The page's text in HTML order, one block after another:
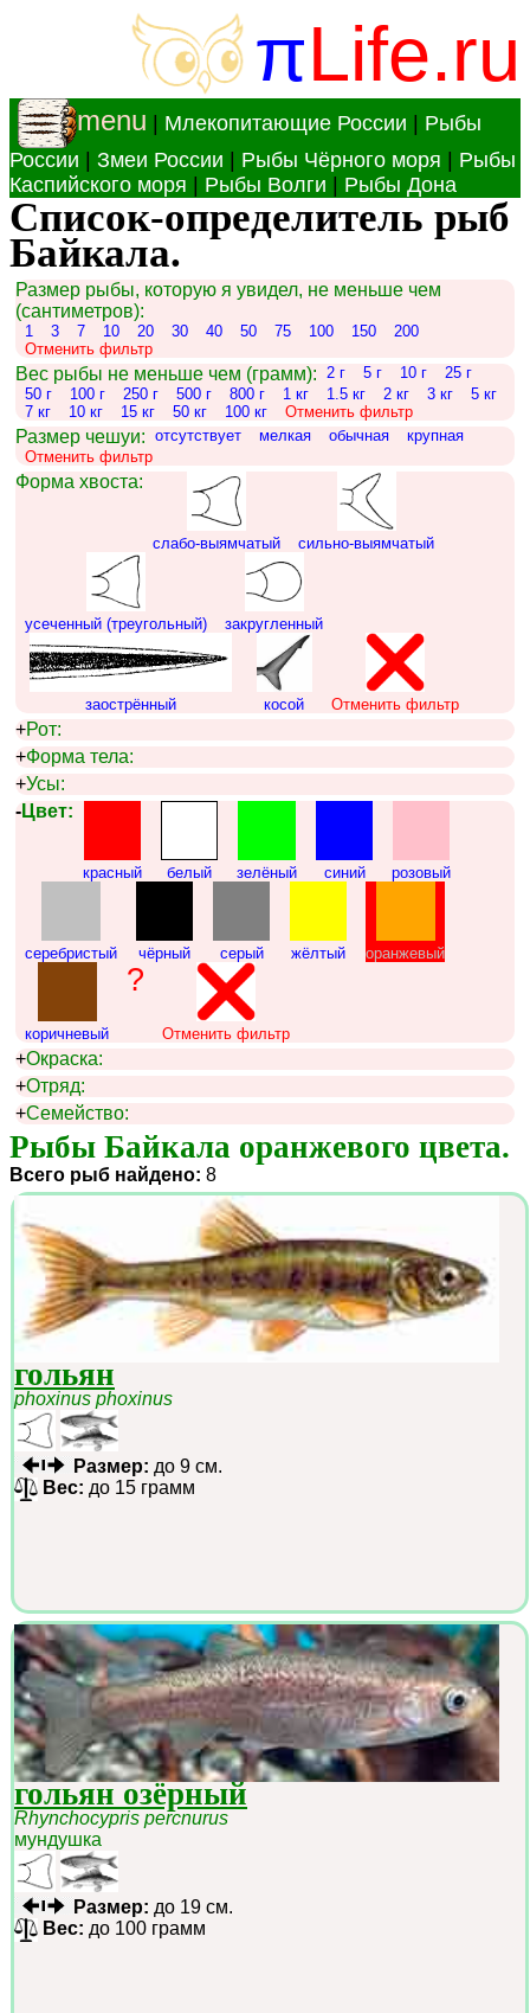
πLife.ru
menu Млекопитающие России
Рыбы
России
Змеи России Рыбы Чёрного моря
Рыбы
Каспийского моря
Рыбы Волги Рыбы Дона
Список-определитель рыб
Байкала.
Размер рыбы, которую я увидел, не меньше чем
(сантиметров):
1 3 7 10 20 30 40 50 75 100 150
200
Отменить фильтр
Вес рыбы не меньше чем (грамм): 2 г 5 г 10 г
25 г
50 г
100 г 250 г 500 г 800 г 1 кг 1.5 кг 2 кг 3 кг
5 кг
7 кг
10 кг 15 кг 50 кг 100 кг Отменить фильтр
Размер чешуи: отсутствует мелкая обычная
крупная
Отменить фильтр
Форма хвоста:
слабо-выямчатый сильно-выямчатый
усеченный (треугольный) закругленный
заострённый косой Отменить фильтр
+Рот:
+Форма тела:
+Усы:
-Цвет:
красный белый зелёный синий розовый
серебристый чёрный серый жёлтый оранжевый
коричневый
?
Отменить фильтр
+Окраска:
+Отряд:
+Семейство:
Рыбы Байкала оранжевого цвета.
Всего рыб найдено: 8
гольян
phoxinus phoxinus
Размер: до 9 см.
Вес: до 15 грамм
гольян озёрный
Rhynchocypris percnurus
мундушка
Размер: до 19 см.
Вес: до 100 грамм